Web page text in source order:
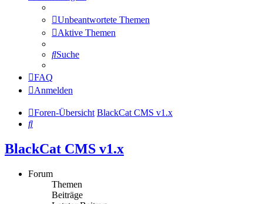
Unbeantwortete Themen
Aktive Themen
Suche
FAQ
Anmelden
Foren-Übersicht BlackCat CMS v1.x
Suche
BlackCat CMS v1.x
Forum
Themen
Beiträge